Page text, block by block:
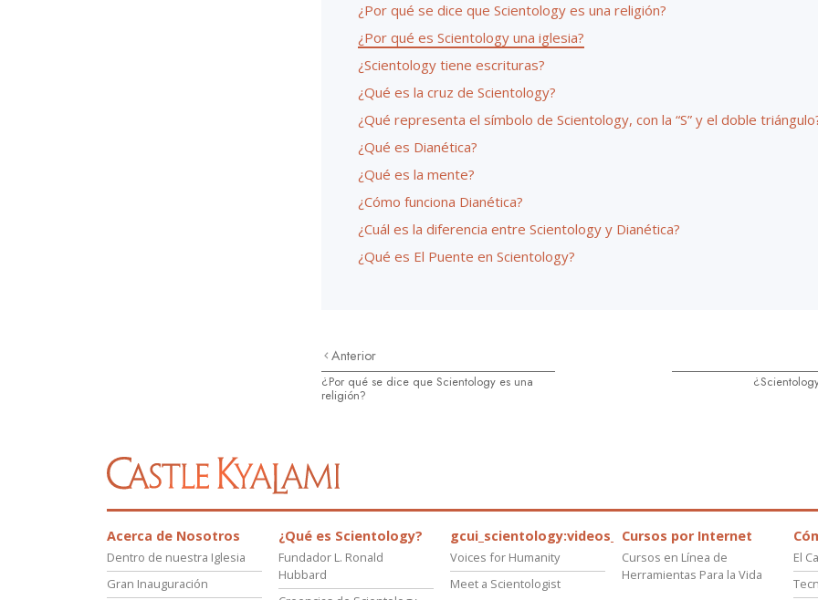
¿Por qué se dice que Scientology es una religión?
¿Por qué es Scientology una iglesia?
¿Scientology tiene escrituras?
¿Qué es la cruz de Scientology?
¿Qué representa el símbolo de Scientology, con la “S” y el doble
¿Qué es Dianética?
¿Qué es la mente?
¿Cómo funciona Dianética?
¿Cuál es la diferencia entre Scientology y Dianética?
¿Qué es El Puente en Scientology?
Anterior
¿Por qué se dice que Scientology es una
religión?
Acerca de Nosotros
Dentro de nuestra Iglesia
Gran Inauguración
¿Qué es Scientology?
Fundador L. Ronald
Hubbard
gcui_scientology:videos_about_kyalami_from_scnnw
Voices for Humanity
Meet a Scientologist
Cursos por Internet
Cursos en Línea de
Herramientas Para la Vida
El